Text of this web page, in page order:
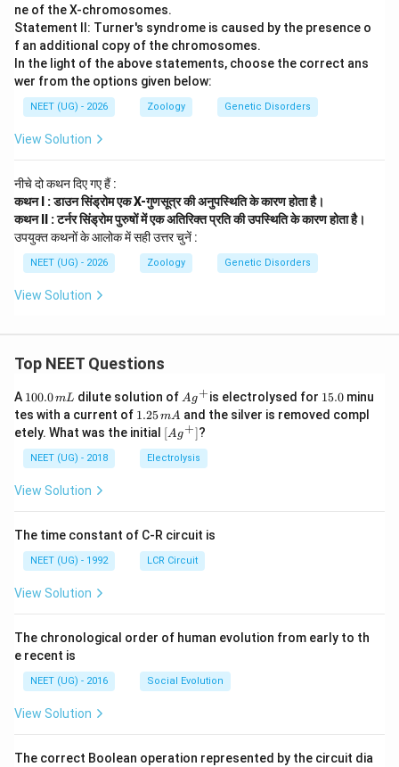
ne of the X-chromosomes.
Statement II: Turner's syndrome is caused by the presence o
f an additional copy of the chromosomes.
In the light of the above statements, choose the correct ans
wer from the options given below:
NEET (UG) - 2026 Zoology Genetic Disorders
View Solution
नीचे दो कथन दिए गए हैं :
कथन I : डाउन सिंड्रोम एक X-गुणसूत्र की अनुपस्थिति के कारण होता है।
कथन II : टर्नर सिंड्रोम पुरुषों में एक अतिरिक्त प्रति की उपस्थिति के कारण होता है।
उपयुक्त कथनों के आलोक में सही उत्तर चुनें :
NEET (UG) - 2026 Zoology Genetic Disorders
View Solution
Top NEET Questions
A 1
0
0.
0
\,
m
100.0mL dilute solution of Ag
^
{+}
Ag+is electrolysed for 1
5.
0
15.0minu
tes with a current of 1.
2
5
\,
m
1.25mA and the silver is removed compl
etely. What was the initial \lef
t[ A
g ^
{+}
[Ag+]?
NEET (UG) - 2018 Electrolysis
View Solution
The time constant of C-R circuit is
NEET (UG) - 1992 LCR Circuit
View Solution
The chronological order of human evolution from early to th
e recent is
NEET (UG) - 2016 Social Evolution
View Solution
The correct Boolean operation represented by the circuit dia